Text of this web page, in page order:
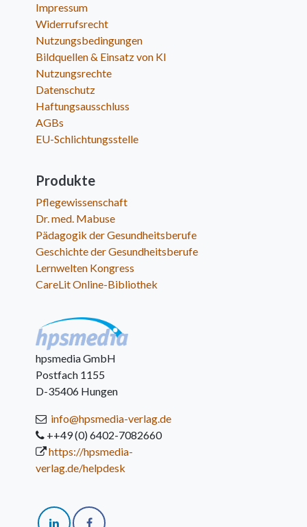
Impressum
Widerrufsrecht
Nutzungsbedingungen
Bildquellen & Einsatz von KI
Nutzungsrechte
Datenschutz
Haftungsausschluss
AGBs
EU-Schlichtungsstelle
Produkte
Pflegewissenschaft
Dr. med. Mabuse
Pädagogik der Gesundheitsberufe
Geschichte der Gesundheitsberufe
Lernwelten Kongress
CareLit Online-Bibliothek
hpsmedia GmbH
Postfach 1155
D-35406 Hungen
info@hpsmedia-verlag.de
++49 (0) 6402-7082660
https://hpsmedia-
verlag.de/helpdesk